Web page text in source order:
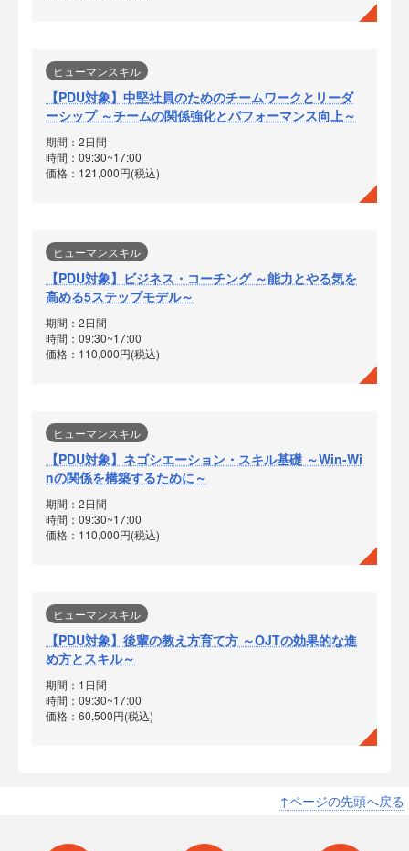
ヒューマンスキル
【PDU対象】中堅社員のためのチームワークとリーダ
ーシップ ～チームの関係強化とパフォーマンス向上～
期間：2日間
時間：09:30~17:00
価格：121,000円(税込)
ヒューマンスキル
【PDU対象】ビジネス・コーチング ～能力とやる気を
高める5ステップモデル～
期間：2日間
時間：09:30~17:00
価格：110,000円(税込)
ヒューマンスキル
【PDU対象】ネゴシエーション・スキル基礎 ～Win-Wi
nの関係を構築するために～
期間：2日間
時間：09:30~17:00
価格：110,000円(税込)
ヒューマンスキル
【PDU対象】後輩の教え方育て方 ～OJTの効果的な進
め方とスキル～
期間：1日間
時間：09:30~17:00
価格：60,500円(税込)
↑ページの先頭へ戻る